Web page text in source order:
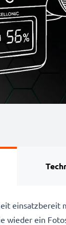
einsatzbereit
wieder ein